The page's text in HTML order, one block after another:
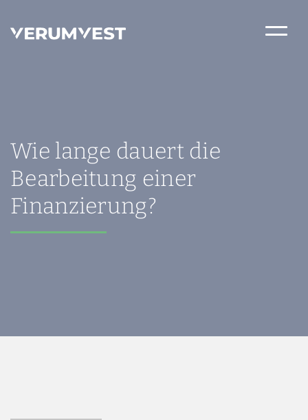
Wie lange dauert die
Bearbeitung einer
Finanzierung?